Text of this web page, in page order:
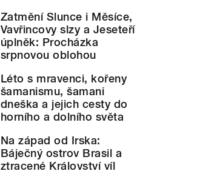
Zatmění Slunce i Měsíce,
Vavřincovy slzy a Jeseteří
úplněk: Procházka
srpnovou oblohou
Léto s mravenci, kořeny
šamanismu, šamani
dneška a jejich cesty do
horního a dolního světa
Na západ od Irska:
Báječný ostrov Brasil a
ztracené Království víl